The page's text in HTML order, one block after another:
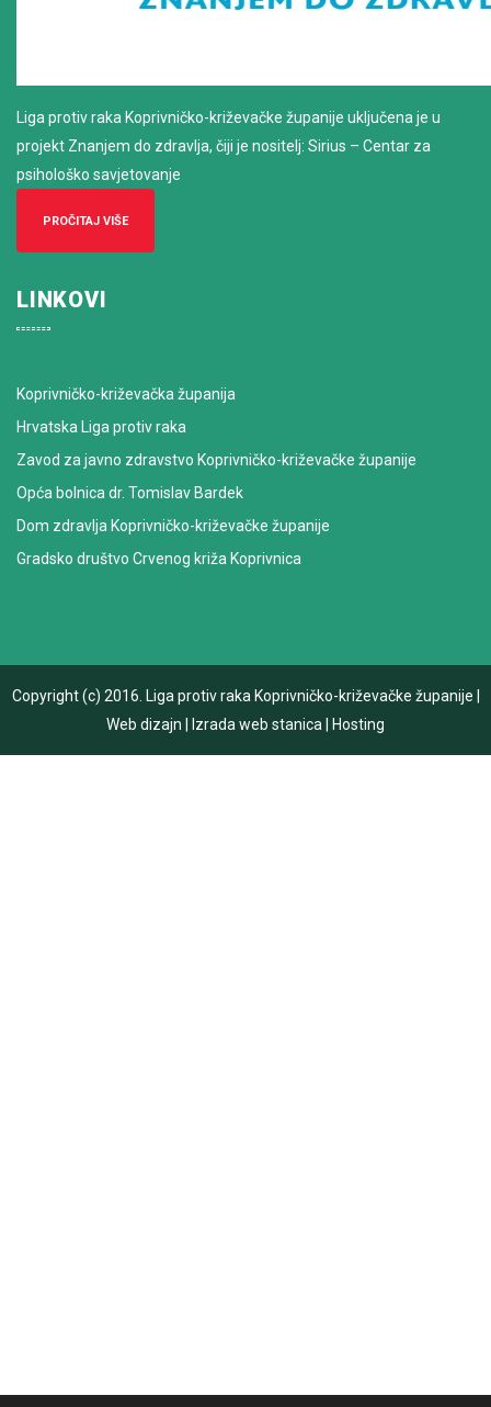
Liga protiv raka Koprivničko-križevačke županije uključena je u
projekt Znanjem do zdravlja, čiji je nositelj: Sirius – Centar za
psihološko savjetovanje
PROČITAJ VIŠE
LINKOVI
Koprivničko-križevačka županija
Hrvatska Liga protiv raka
Zavod za javno zdravstvo Koprivničko-križevačke županije
Opća bolnica dr. Tomislav Bardek
Dom zdravlja Koprivničko-križevačke županije
Gradsko društvo Crvenog križa Koprivnica
Copyright (c) 2016. Liga protiv raka Koprivničko-križevačke županije
Web dizajn
Izrada web stanica Hosting